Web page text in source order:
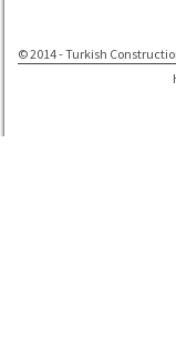
© 2014 - Turkish